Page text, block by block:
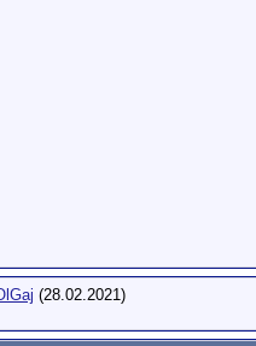
(28.02.2021)